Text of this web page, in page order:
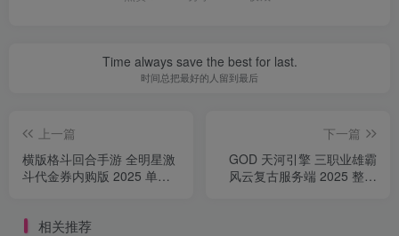
Time always save the best for last.
时间总把最好的人留到最后
上一篇
横版格斗回合手游 全明星激
斗代金券内购版 2025 单机
下一篇
GOD 天河引擎 三职业雄霸
风云复古服务端 2025 整理
相关推荐